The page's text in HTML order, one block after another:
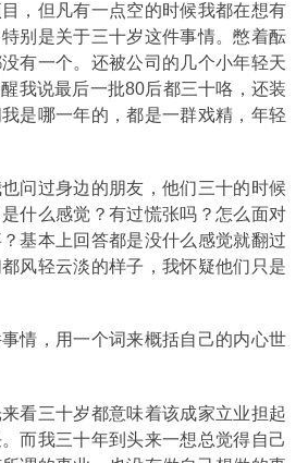
，但凡有一点空的时候我都在想有
别是关于三十岁这件事情。憋着酝
有一个。还被公司的几个小年轻天
我说最后一批80后都三十咯，还装
是哪一年的，都是一群戏精，年轻
问过身边的朋友，他们三十的时候
什么感觉？有过慌张吗？怎么面对
基本上回答都是没什么感觉就翻过
风轻云淡的样子，我怀疑他们只是
情，用一个词来概括自己的内心世
看三十岁都意味着该成家立业担起
而我三十年到头来一想总觉得自己